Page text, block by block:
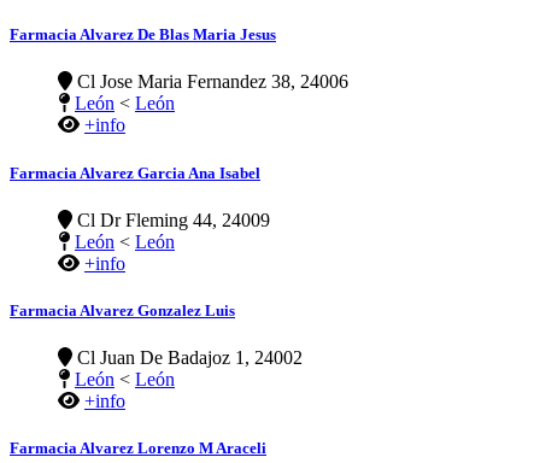
Farmacia Alvarez De Blas Maria Jesus
Cl Jose Maria Fernandez 38, 24006
León < León
+info
Farmacia Alvarez Garcia Ana Isabel
Cl Dr Fleming 44, 24009
León < León
+info
Farmacia Alvarez Gonzalez Luis
Cl Juan De Badajoz 1, 24002
León < León
+info
Farmacia Alvarez Lorenzo M Araceli